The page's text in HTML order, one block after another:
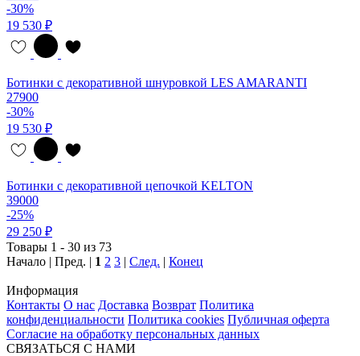
-30%
19 530 ₽
Ботинки с декоративной шнуровкой LES AMARANTI
27900
-30%
19 530 ₽
Ботинки с декоративной цепочкой KELTON
39000
-25%
29 250 ₽
Товары 1 - 30 из 73
Начало | Пред. | 1 2 3 | След. | Конец
Информация
Контакты О нас Доставка Возврат Политика
конфиденциальности Политика cookies Публичная оферта
Согласие на обработку персональных данных
СВЯЗАТЬСЯ С НАМИ